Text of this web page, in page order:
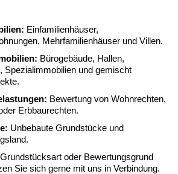
Einfamilienhäuser,
Mehrfamilienhäuser und Villen.
Bürogebäude, Hallen,
Spezialimmobilien und gemischt
Bewertung von Wohnrechten,
Erbbaurechten.
Unbebaute Grundstücke und
oder Bewertungsgrund
Sie sich gerne mit uns in Verbindung.